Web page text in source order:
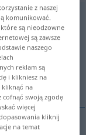
z naszej
komunikować.
są nieodzowne
są zawsze
naszego
reklam są
i klikniesz na
kliknąć na
cofnąć swoją zgodę
więcej
kliknij
na temat